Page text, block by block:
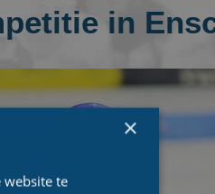
in
×
website te